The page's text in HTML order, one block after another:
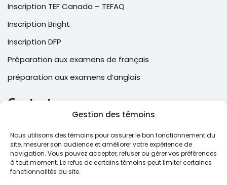
Gestion des témoins
Nous utilisons des témoins pour assurer le bon fonctionnement du
site, mesurer son audience et améliorer votre expérience de
navigation. Vous pouvez accepter, refuser ou gérer vos préférences
à tout moment. Le refus de certains témoins peut limiter certaines
fonctionnalités du site.
Inscription TEF Canada – TEFAQ
Inscription Bright
Inscription DFP
Préparation aux examens de français
préparation aux examens d’anglais
Contacts
(514) 543-6025
contact@ecfcollege.com
Lun – Ven: 9:00 – 17:00